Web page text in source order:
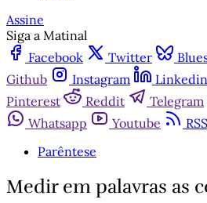
Assine
Siga a Matinal
Facebook
Twitter
Github
Instagram Linkedin
Pinterest
Reddit Telegram
Whatsapp
Youtube
RSS
Parêntese
Medir em palavras as